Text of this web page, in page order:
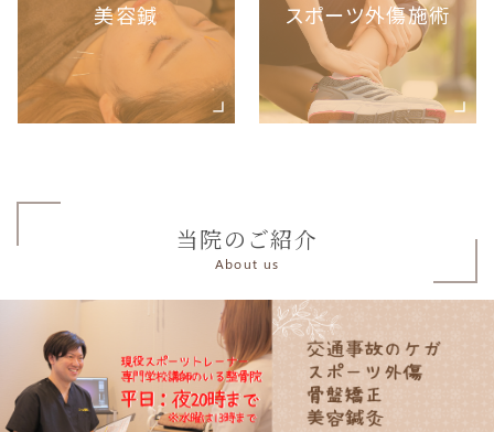
美容鍼 スポーツ外傷施術
当院のご紹介
About us